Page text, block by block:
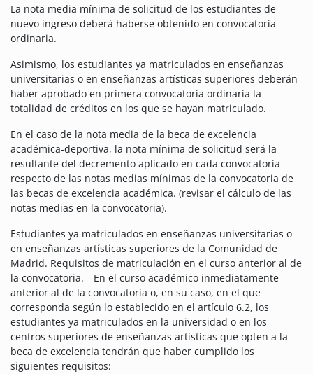
La nota media mínima de solicitud de los estudiantes de
nuevo ingreso deberá haberse obtenido en convocatoria
ordinaria.
Asimismo, los estudiantes ya matriculados en enseñanzas
universitarias o en enseñanzas artísticas superiores deberán
haber aprobado en primera convocatoria ordinaria la
totalidad de créditos en los que se hayan matriculado.
En el caso de la nota media de la beca de excelencia
académica-deportiva, la nota mínima de solicitud será la
resultante del decremento aplicado en cada convocatoria
respecto de las notas medias mínimas de la convocatoria de
las becas de excelencia académica. (revisar el cálculo de las
notas medias en la convocatoria).
Estudiantes ya matriculados en enseñanzas universitarias o
en enseñanzas artísticas superiores de la Comunidad de
Madrid. Requisitos de matriculación en el curso anterior al de
la convocatoria.—En el curso académico inmediatamente
anterior al de la convocatoria o, en su caso, en el que
corresponda según lo establecido en el artículo 6.2, los
estudiantes ya matriculados en la universidad o en los
centros superiores de enseñanzas artísticas que opten a la
beca de excelencia tendrán que haber cumplido los
siguientes requisitos: